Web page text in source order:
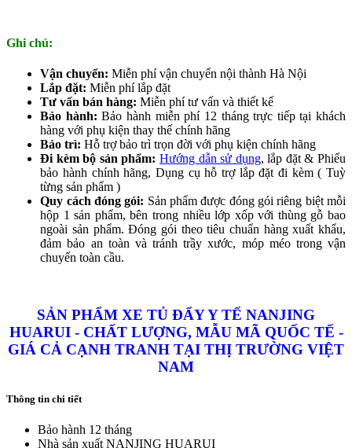
Ghi chú:
Vận chuyển: Miễn phí vận chuyển nội thành Hà Nội
Lắp đặt:Miễn phí lắp đặt
Tư vấn bán hàng: Miễn phí tư vấn và thiết kế
Bảo hành: Bảo hành miễn phí 12 tháng trực tiếp tại khách
hàng với phụ kiện thay thế chính hãng
Bảo trì: Hỗ trợ bảo trì trọn đời với phụ kiện chính hãng
Đi kèm bộ sản phẩm: Hướng dẫn sử dụng, lắp đặt & Phiếu
bảo hành chính hãng, Dụng cụ hỗ trợ lắp đặt đi kèm ( Tuỳ
từng sản phẩm )
Quy cách đóng gói: Sản phẩm được đóng gói riêng biệt mỗi
hộp 1 sản phẩm, bên trong nhiều lớp xốp với thùng gỗ bao
ngoài sản phẩm. Đóng gói theo tiêu chuẩn hàng xuất khẩu,
đảm bảo an toàn và tránh trầy xước, móp méo trong vận
chuyển toàn cầu.
SẢN PHẨM XE TỦ ĐẨY Y TẾ NANJING
HUARUI - CHẤT LƯỢNG, MẪU MÃ QUỐC TẾ -
GIÁ CẢ CẠNH TRANH TẠI THỊ TRƯỜNG VIỆT
NAM
Thông tin chi tiết
Bảo hành 12 tháng
Nhà sản xuất NANJING HUARUI